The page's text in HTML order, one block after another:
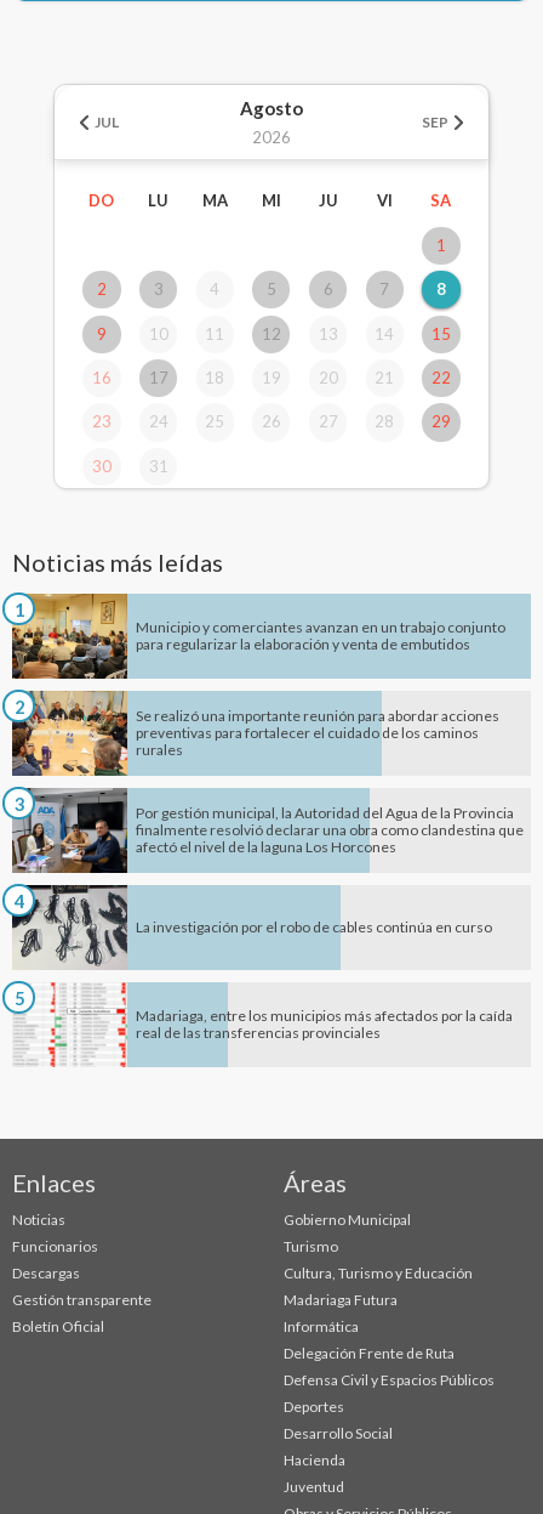
JUL
Agosto
2026
SEP
DO LU MA MI JU VI SA
1
2 3 4 5 6 7 8
9 10 11 12 13 14 15
16 17 18 19 20 21 22
23 24 25 26 27 28 29
30 31
Noticias más leídas
1
Municipio y comerciantes avanzan en un trabajo conjunto
para regularizar la elaboración y venta de embutidos
2
Se realizó una importante reunión para abordar acciones
preventivas para fortalecer el cuidado de los caminos
rurales
3
Por gestión municipal, la Autoridad del Agua de la Provincia
finalmente resolvió declarar una obra como clandestina que
afectó el nivel de la laguna Los Horcones
4
La investigación por el robo de cables continúa en curso
5
Madariaga, entre los municipios más afectados por la caída
real de las transferencias provinciales
Enlaces
Noticias
Funcionarios
Descargas
Gestión transparente
Boletín Oficial
Áreas
Gobierno Municipal
Turismo
Cultura, Turismo y Educación
Madariaga Futura
Informática
Delegación Frente de Ruta
Defensa Civil y Espacios Públicos
Deportes
Desarrollo Social
Hacienda
Juventud